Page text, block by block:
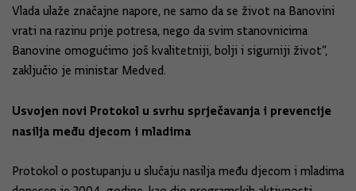
Vlada ulaže značajne napore, ne samo da se život na Banovini
vrati na razinu prije potresa, nego da svim stanovnicima
Banovine omogućimo još kvalitetniji, bolji i sigurniji život“,
zaključio je ministar Medved.
Usvojen novi Protokol u svrhu sprječavanja i prevencije
nasilja među djecom i mladima
Protokol o postupanju u slučaju nasilja među djecom i mladima